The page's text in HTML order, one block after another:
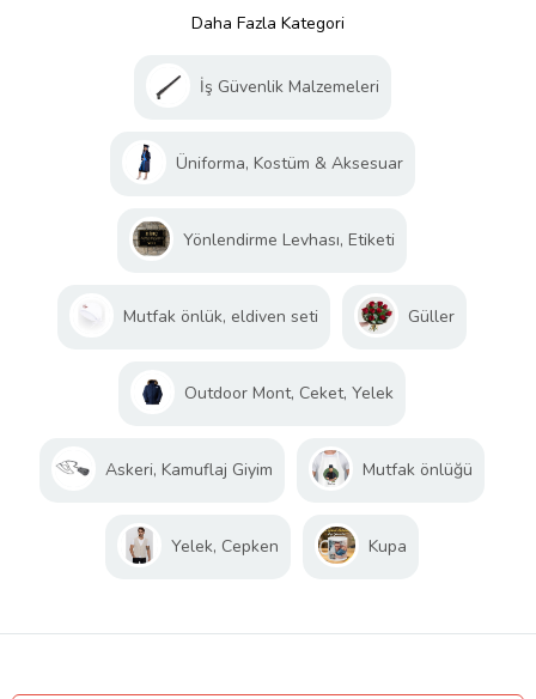
Daha Fazla Kategori
İş Güvenlik Malzemeleri
Üniforma, Kostüm & Aksesuar
Yönlendirme Levhası, Etiketi
Mutfak önlük, eldiven seti Güller
Outdoor Mont, Ceket, Yelek
Askeri, Kamuflaj Giyim Mutfak önlüğü
Yelek, Cepken Kupa